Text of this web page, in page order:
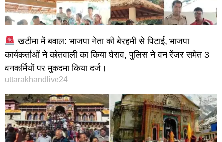
खटीमा में बवाल: भाजपा नेता की बेरहमी से पिटाई, भाजपा
कार्यकर्ताओं ने कोतवाली का किया घेराव, पुलिस ने वन रेंजर समेत 3
वनकर्मियों पर मुकदमा किया दर्ज।
uttarakhandlive24